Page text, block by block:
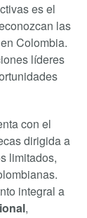
es el
las
Colombia.
líderes
con el
dirigida a
limitados,
integral a
,